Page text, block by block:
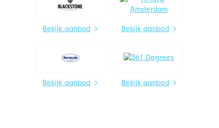
Bekijk aanbod Bekijk aanbod
Bekijk aanbod Bekijk aanbod